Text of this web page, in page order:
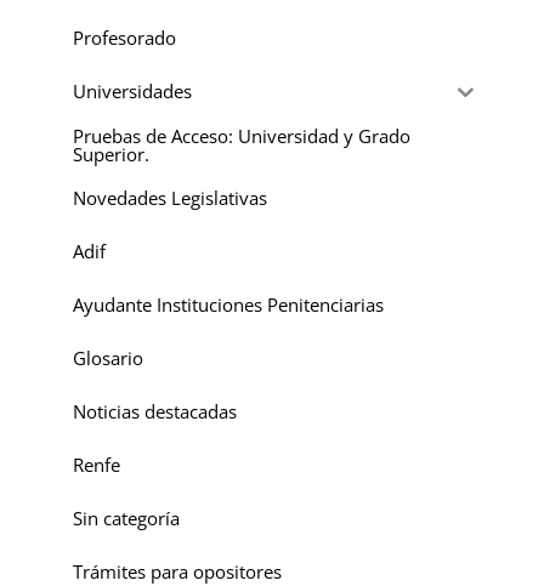
Profesorado
Universidades
Pruebas de Acceso: Universidad y Grado
Superior.
Novedades Legislativas
Adif
Ayudante Instituciones Penitenciarias
Glosario
Noticias destacadas
Renfe
Sin categoría
Trámites para opositores